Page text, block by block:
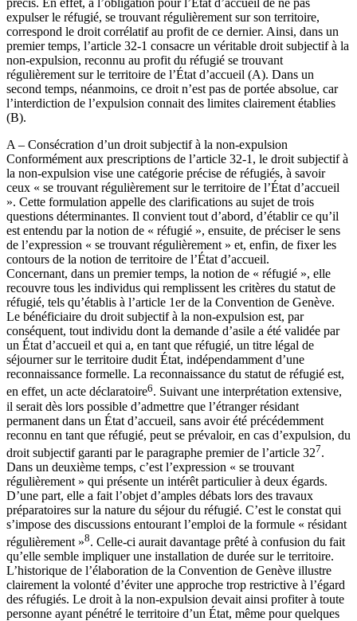
précis. En effet, à l’obligation pour l’État d’accueil de ne pas
expulser le réfugié, se trouvant régulièrement sur son territoire,
correspond le droit corrélatif au profit de ce dernier. Ainsi, dans un
premier temps, l’article 32-1 consacre un véritable droit subjectif à la
non-expulsion, reconnu au profit du réfugié se trouvant
régulièrement sur le territoire de l’État d’accueil (A). Dans un
second temps, néanmoins, ce droit n’est pas de portée absolue, car
l’interdiction de l’expulsion connait des limites clairement établies
(B).
A – Consécration d’un droit subjectif à la non-expulsion
Conformément aux prescriptions de l’article 32-1, le droit subjectif à
la non-expulsion vise une catégorie précise de réfugiés, à savoir
ceux « se trouvant régulièrement sur le territoire de l’État d’accueil
». Cette formulation appelle des clarifications au sujet de trois
questions déterminantes. Il convient tout d’abord, d’établir ce qu’il
est entendu par la notion de « réfugié », ensuite, de préciser le sens
de l’expression « se trouvant régulièrement » et, enfin, de fixer les
contours de la notion de territoire de l’État d’accueil.
Concernant, dans un premier temps, la notion de « réfugié », elle
recouvre tous les individus qui remplissent les critères du statut de
réfugié, tels qu’établis à l’article 1er de la Convention de Genève.
Le bénéficiaire du droit subjectif à la non-expulsion est, par
conséquent, tout individu dont la demande d’asile a été validée par
un État d’accueil et qui a, en tant que réfugié, un titre légal de
séjourner sur le territoire dudit État, indépendamment d’une
reconnaissance formelle. La reconnaissance du statut de réfugié est,
en effet, un acte déclaratoire6. Suivant une interprétation extensive,
il serait dès lors possible d’admettre que l’étranger résidant
permanent dans un État d’accueil, sans avoir été précédemment
reconnu en tant que réfugié, peut se prévaloir, en cas d’expulsion, du
droit subjectif garanti par le paragraphe premier de l’article 327.
Dans un deuxième temps, c’est l’expression « se trouvant
régulièrement » qui présente un intérêt particulier à deux égards.
D’une part, elle a fait l’objet d’amples débats lors des travaux
préparatoires sur la nature du séjour du réfugié. C’est le constat qui
s’impose des discussions entourant l’emploi de la formule « résidant
régulièrement »8. Celle-ci aurait davantage prêté à confusion du fait
qu’elle semble impliquer une installation de durée sur le territoire.
L’historique de l’élaboration de la Convention de Genève illustre
clairement la volonté d’éviter une approche trop restrictive à l’égard
des réfugiés. Le droit à la non-expulsion devait ainsi profiter à toute
personne ayant pénétré le territoire d’un État, même pour quelques